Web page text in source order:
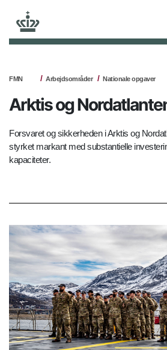
FMN Arbejdsområder Nationale opgaver
Arktis og
Forsvaret og sikkerheden i Arktis og
styrket markant med substantielle
kapaciteter.